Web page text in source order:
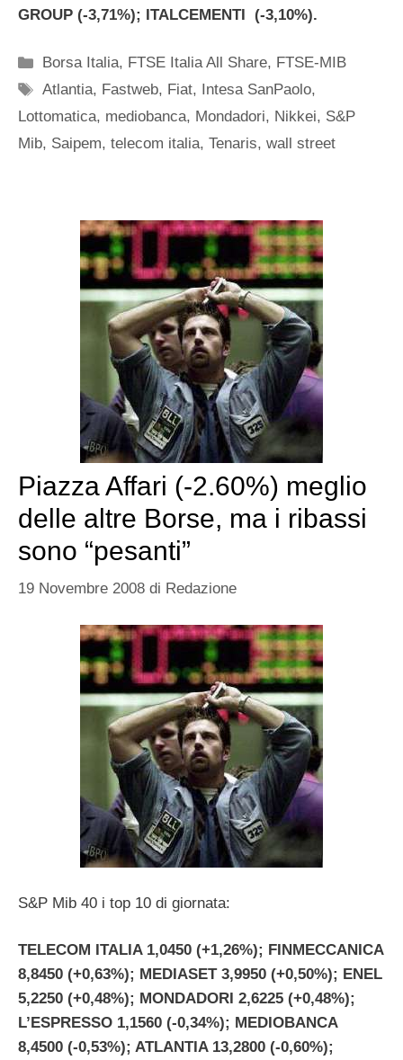
GROUP (-3,71%); ITALCEMENTI (-3,10%).
Categorie
Borsa Italia, FTSE Italia All Share, FTSE-MIB
Tag
Atlantia, Fastweb, Fiat, Intesa SanPaolo,
Lottomatica, mediobanca, Mondadori, Nikkei, S&P
Mib, Saipem, telecom italia, Tenaris, wall street
Piazza Affari (-2.60%) meglio
delle altre Borse, ma i ribassi
sono “pesanti”
19 Novembre 2008 di Redazione
S&P Mib 40 i top 10 di giornata:
TELECOM ITALIA 1,0450 (+1,26%); FINMECCANICA
8,8450 (+0,63%); MEDIASET 3,9950 (+0,50%); ENEL
5,2250 (+0,48%); MONDADORI 2,6225 (+0,48%);
L’ESPRESSO 1,1560 (-0,34%); MEDIOBANCA
8,4500 (-0,53%); ATLANTIA 13,2800 (-0,60%);